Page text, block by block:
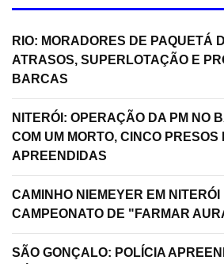
RIO: MORADORES DE PAQUETÁ
ATRASOS, SUPERLOTAÇÃO E
BARCAS
NITERÓI: OPERAÇÃO DA PM NO
COM UM MORTO, CINCO PRESOS
APREENDIDAS
CAMINHO NIEMEYER EM
CAMPEONATO DE "FARMAR
SÃO GONÇALO: POLÍCIA